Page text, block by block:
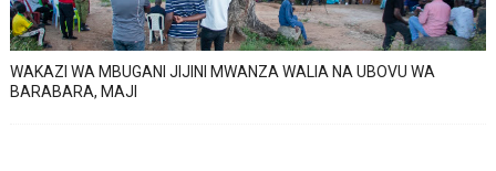
WAKAZI WA MBUGANI JIJINI MWANZA WALIA NA UBOVU WA
BARABARA, MAJI